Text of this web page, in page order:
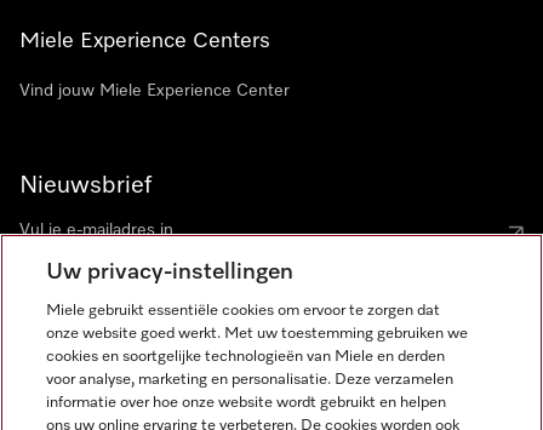
Miele Experience Centers
Vind jouw Miele Experience Center
Nieuwsbrief
Miele op Instagram
Miele op Facebook
Miele op Youtube
Uw privacy-instellingen
Miele gebruikt essentiële cookies om ervoor te zorgen dat
onze website goed werkt. Met uw toestemming gebruiken we
cookies en soortgelijke technologieën van Miele en derden
voor analyse, marketing en personalisatie. Deze verzamelen
informatie over hoe onze website wordt gebruikt en helpen
ons uw online ervaring te verbeteren. De cookies worden ook